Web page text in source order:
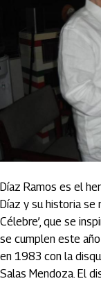
Díaz Ramos es el
Díaz y su historia se
Célebre’, que se
se cumplen este
en 1983 con la
Salas Mendoza. El